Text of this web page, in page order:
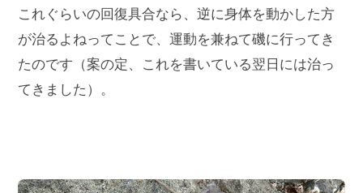
これぐらいの回復具合なら、逆に身体を動かした方
が治るよねってことで、運動を兼ねて磯に行ってき
たのです（案の定、これを書いている翌日には治っ
てきました）。